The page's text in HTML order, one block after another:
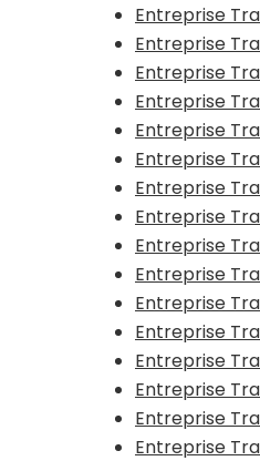
Entreprise
Entreprise
Entreprise
Entreprise
Entreprise
Entreprise
Entreprise
Entreprise
Entreprise
Entreprise
Entreprise
Entreprise
Entreprise
Entreprise
Entreprise
Entreprise